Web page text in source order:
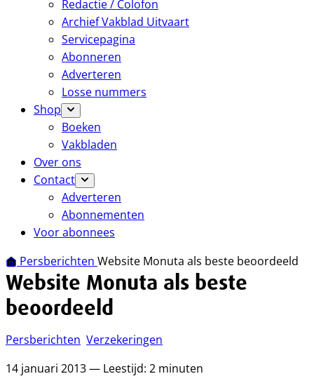
Redactie / Colofon
Archief Vakblad Uitvaart
Servicepagina
Abonneren
Adverteren
Losse nummers
Shop
Boeken
Vakbladen
Over ons
Contact
Adverteren
Abonnementen
Voor abonnees
Persberichten Website Monuta als beste beoordeeld
Website Monuta als beste
beoordeeld
Persberichten Verzekeringen
14 januari 2013 — Leestijd: 2 minuten